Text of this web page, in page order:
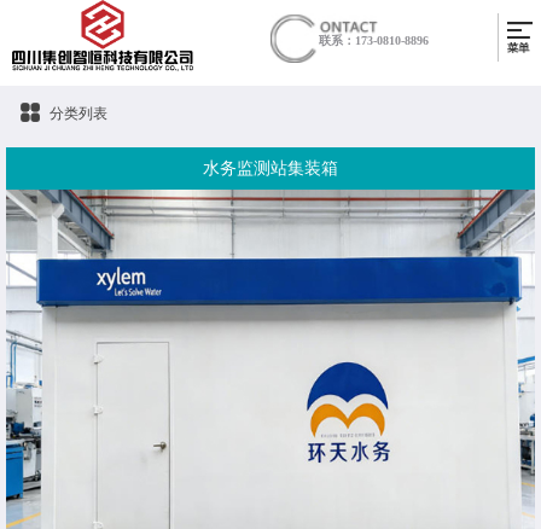
联系：173-0810-8896
分类列表
水务监测站集装箱